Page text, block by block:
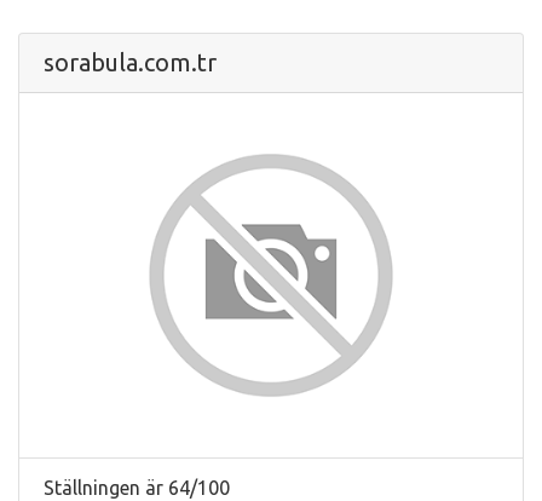
sorabula.com.tr
Ställningen är 64/100